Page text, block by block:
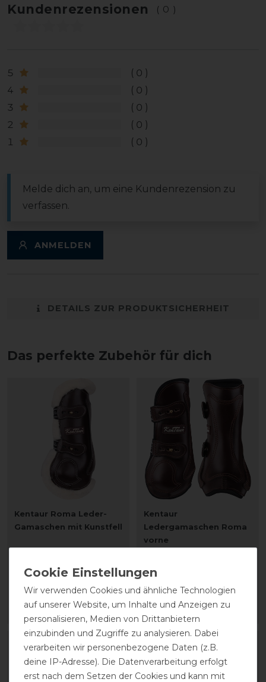
Kundenrezensionen (0)
5
0
4
0
3
0
2
0
1
0
Melde dich an, um eine Kundenrezension zu
verfassen.
ANMELDEN
DETAILS ZUR PRODUKTSICHERHEIT
Das perfekte Zubehör für dich
Kentaur Roma Leder-
Gamaschen mit Kunstfell
Paar
Kentaur
Ledergamaschen Roma
vorne
104,50 € *
1 Paar
Wir verwenden Cookies und ähnliche Technologien
auf unserer Website, um Inhalte und Anzeigen zu
personalisieren, Medien von Drittanbietern
einzubinden und Zugriffe zu analysieren. Dabei
verarbeiten wir personenbezogene Daten (z.B.
deine IP-Adresse). Die Datenverarbeitung erfolgt
erst nach dem Setzen der Cookies und kann mit